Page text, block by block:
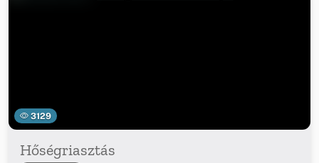
3129
Hőségriasztás